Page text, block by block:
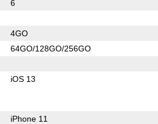
6
4GO
64GO/128GO/256GO
iOS 13
iPhone 11